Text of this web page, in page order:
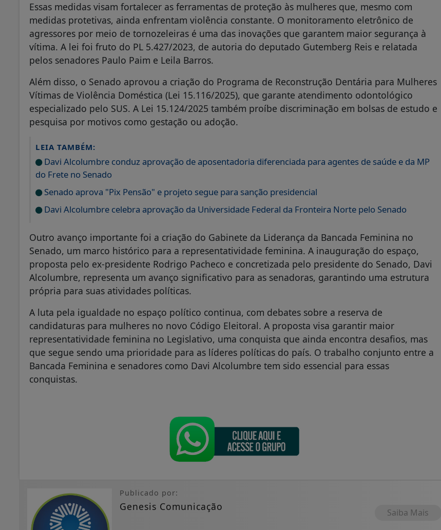
Essas medidas visam fortalecer as ferramentas de proteção às mulheres que, mesmo com
medidas protetivas, ainda enfrentam violência constante. O monitoramento eletrônico de
agressores por meio de tornozeleiras é uma das inovações que garantem maior segurança à
vítima. A lei foi fruto do PL 5.427/2023, de autoria do deputado Gutemberg Reis e relatada
pelos senadores Paulo Paim e Leila Barros.
Além disso, o Senado aprovou a criação do Programa de Reconstrução Dentária para Mulheres
Vítimas de Violência Doméstica (Lei 15.116/2025), que garante atendimento odontológico
especializado pelo SUS. A Lei 15.124/2025 também proíbe discriminação em bolsas de estudo e
pesquisa por motivos como gestação ou adoção.
LEIA TAMBÉM:
Davi Alcolumbre conduz aprovação de aposentadoria diferenciada para agentes de saúde e da MP
do Frete no Senado
Senado aprova "Pix Pensão" e projeto segue para sanção presidencial
Davi Alcolumbre celebra aprovação da Universidade Federal da Fronteira Norte pelo Senado
Outro avanço importante foi a criação do Gabinete da Liderança da Bancada Feminina no
Senado, um marco histórico para a representatividade feminina. A inauguração do espaço,
proposta pelo ex-presidente Rodrigo Pacheco e concretizada pelo presidente do Senado, Davi
Alcolumbre, representa um avanço significativo para as senadoras, garantindo uma estrutura
própria para suas atividades políticas.
A luta pela igualdade no espaço político continua, com debates sobre a reserva de
candidaturas para mulheres no novo Código Eleitoral. A proposta visa garantir maior
representatividade feminina no Legislativo, uma conquista que ainda encontra desafios, mas
que segue sendo uma prioridade para as líderes políticas do país. O trabalho conjunto entre a
Bancada Feminina e senadores como Davi Alcolumbre tem sido essencial para essas
conquistas.
Publicado por:
Genesis Comunicação Saiba Mais